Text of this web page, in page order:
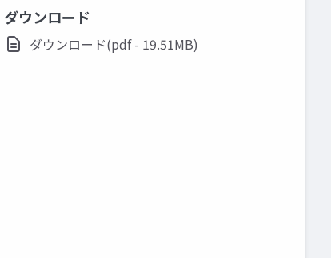
ダウンロード
ダウンロード(pdf - 19.51MB)